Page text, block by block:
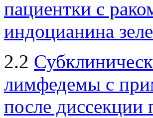
пациентки с
индоцианина
2.2
лимфедемы с
после